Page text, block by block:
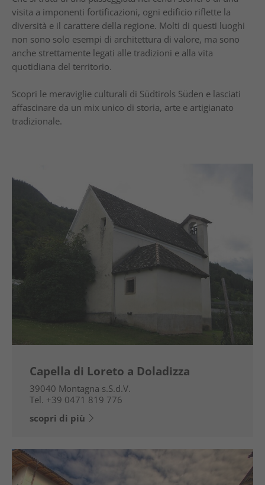
visita a imponenti fortificazioni, ogni edificio riflette la
diversità e il carattere della regione. Molti di questi luoghi
non sono solo esempi di architettura di valore, ma sono
anche strettamente legati alle tradizioni e alla vita
quotidiana del territorio.
Scopri le meraviglie culturali di Südtirols Süden e lasciati
affascinare da un mix unico di storia, arte e artigianato
tradizionale.
Capella di Loreto a Doladizza
39040 Montagna s.S.d.V.
Tel. +39 0471 819 776
scopri di più